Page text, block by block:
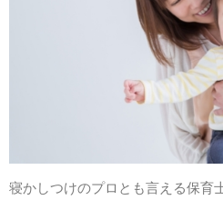
寝かしつけのプロとも言える保育